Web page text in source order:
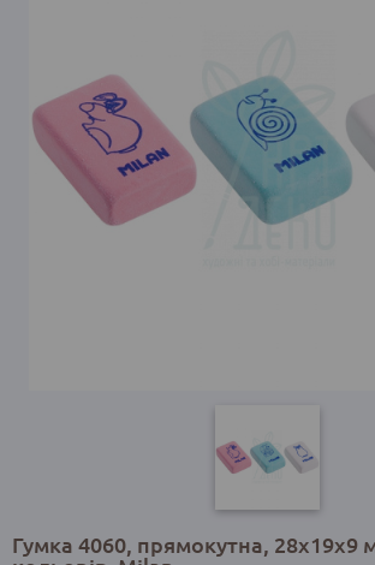
Гумка 4060, прямокутна, 28x19x9